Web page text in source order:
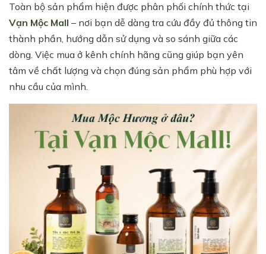
Toàn bộ sản phẩm hiện được phân phối chính thức tại
Vạn Mộc Mall – nơi bạn dễ dàng tra cứu đầy đủ thông tin
thành phần, hướng dẫn sử dụng và so sánh giữa các
dòng. Việc mua ở kênh chính hãng cũng giúp bạn yên
tâm về chất lượng và chọn đúng sản phẩm phù hợp với
nhu cầu của mình.